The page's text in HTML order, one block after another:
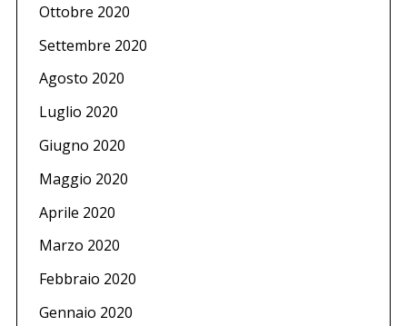
Ottobre 2020
Settembre 2020
Agosto 2020
Luglio 2020
Giugno 2020
Maggio 2020
Aprile 2020
Marzo 2020
Febbraio 2020
Gennaio 2020